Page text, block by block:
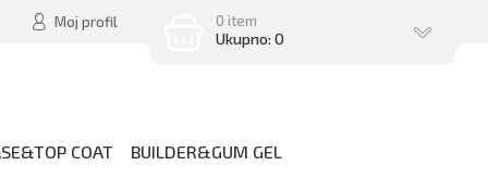
Moj profil 0 item
Ukupno: 0
COAT BUILDER&GUM GEL